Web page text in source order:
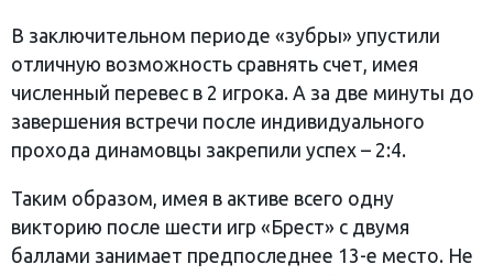
В заключительном периоде «зубры» упустили
отличную возможность сравнять счет, имея
численный перевес в 2 игрока. А за две минуты до
завершения встречи после индивидуального
прохода динамовцы закрепили успех – 2:4.
Таким образом, имея в активе всего одну
викторию после шести игр «Брест» с двумя
баллами занимает предпоследнее 13-е место. Не